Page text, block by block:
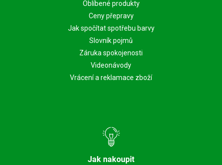
Oblíbené produkty
Ceny přepravy
Jak spočítat spotřebu barvy
Slovník pojmů
Záruka spokojenosti
Videonávody
Vrácení a reklamace zboží
Jak nakoupit